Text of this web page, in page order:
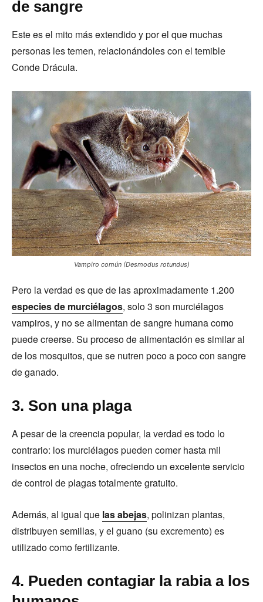
de sangre
Este es el mito más extendido y por el que muchas
personas les temen, relacionándoles con el temible
Conde Drácula.
Vampiro común (Desmodus rotundus)
Pero la verdad es que de las aproximadamente 1.200
especies de murciélagos, solo 3 son murciélagos
vampiros, y no se alimentan de sangre humana como
puede creerse. Su proceso de alimentación es similar al
de los mosquitos, que se nutren poco a poco con sangre
de ganado.
3. Son una plaga
A pesar de la creencia popular, la verdad es todo lo
contrario: los murciélagos pueden comer hasta mil
insectos en una noche, ofreciendo un excelente servicio
de control de plagas totalmente gratuito.
Además, al igual que las abejas, polinizan plantas,
distribuyen semillas, y el guano (su excremento) es
utilizado como fertilizante.
4. Pueden contagiar la rabia a los